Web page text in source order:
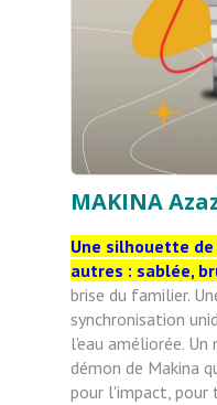
MAKINA
Une silhouette
autres : sablée,
brise du familier.
synchronisation
l'eau améliorée. Un
démon de Makina
pour l'impact, pour